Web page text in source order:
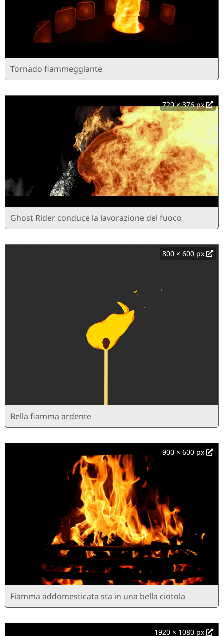
Tornado fiammeggiante
720 × 376 px
Ghost Rider conduce la lavorazione del fuoco
800 × 600 px
Bella fiamma ardente
900 × 600 px
Fiamma addomesticata sta in una bella ciotola
1920 × 1080 px